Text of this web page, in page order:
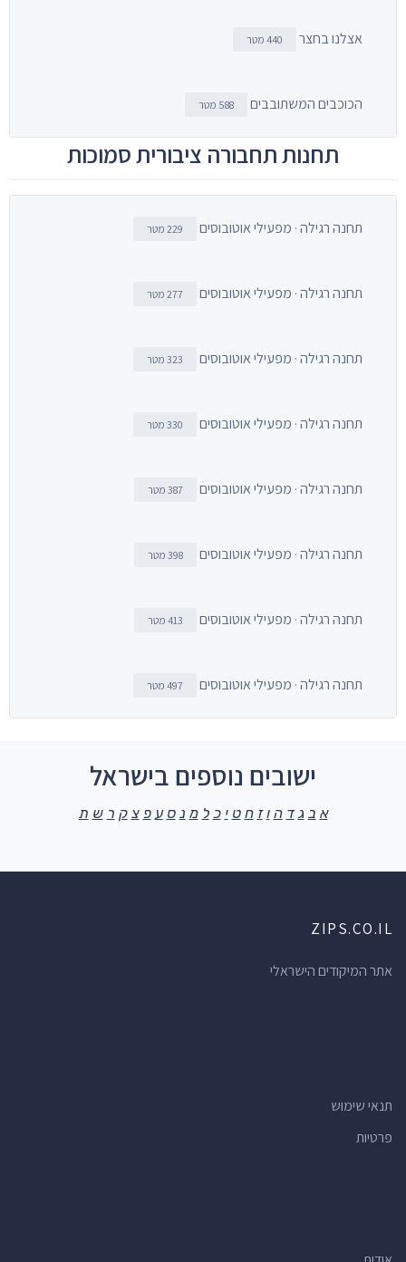
אצלנו בחצר 440 מטר
הכוכבים המשתובבים 588 מטר
תחנות תחבורה ציבורית סמוכות
תחנה רגילה · מפעילי אוטובוסים 229 מטר
תחנה רגילה · מפעילי אוטובוסים 277 מטר
תחנה רגילה · מפעילי אוטובוסים 323 מטר
תחנה רגילה · מפעילי אוטובוסים 330 מטר
תחנה רגילה · מפעילי אוטובוסים 387 מטר
תחנה רגילה · מפעילי אוטובוסים 398 מטר
תחנה רגילה · מפעילי אוטובוסים 413 מטר
תחנה רגילה · מפעילי אוטובוסים 497 מטר
ישובים נוספים בישראל
א ב ג ד ה ו ז ח ט י כ ל מ נ ס ע פ צ ק ר ש ת
ZIPS.CO.IL
אתר המיקודים הישראלי
תנאי שימוש
פרטיות